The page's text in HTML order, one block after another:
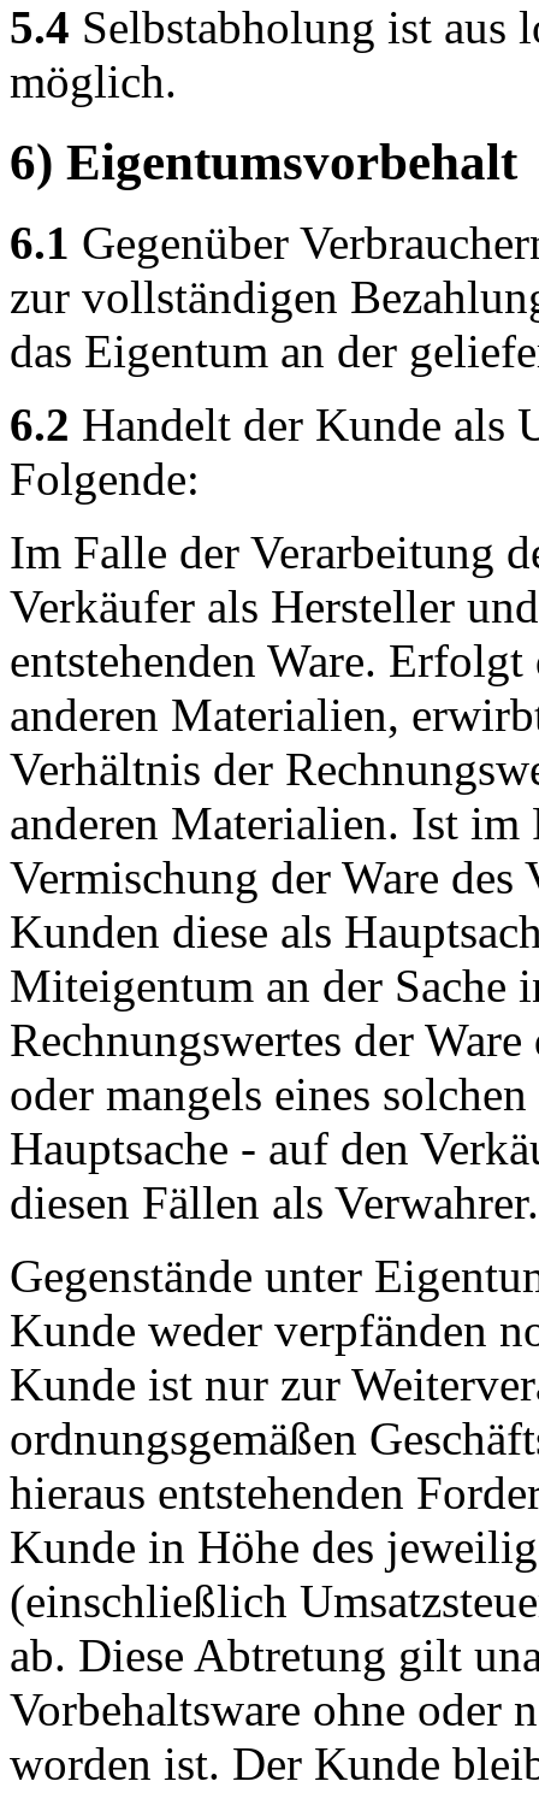
5.4 Selbstabholung ist aus
möglich.
6) Eigentumsvorbehalt
6.1 Gegenüber
zur vollständigen
das Eigentum an der
6.2 Handelt der Kunde als
Folgende:
Im Falle der Verarbeitung
Verkäufer als Hersteller
entstehenden Ware.
anderen Materialien,
Verhältnis der
anderen Materialien. Ist
Vermischung der Ware des
Kunden diese als
Miteigentum an der Sache
Rechnungswertes der
oder mangels eines
Hauptsache - auf den
diesen Fällen als Verwahrer.
Gegenstände unter
Kunde weder verpfänden
Kunde ist nur zur
ordnungsgemäßen
hieraus entstehenden
Kunde in Höhe des
(einschließlich
ab. Diese Abtretung gilt
Vorbehaltsware ohne oder
worden ist. Der Kunde